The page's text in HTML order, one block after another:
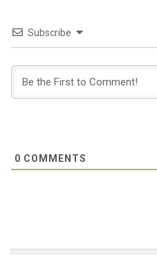
Subscribe
0 COMMENTS